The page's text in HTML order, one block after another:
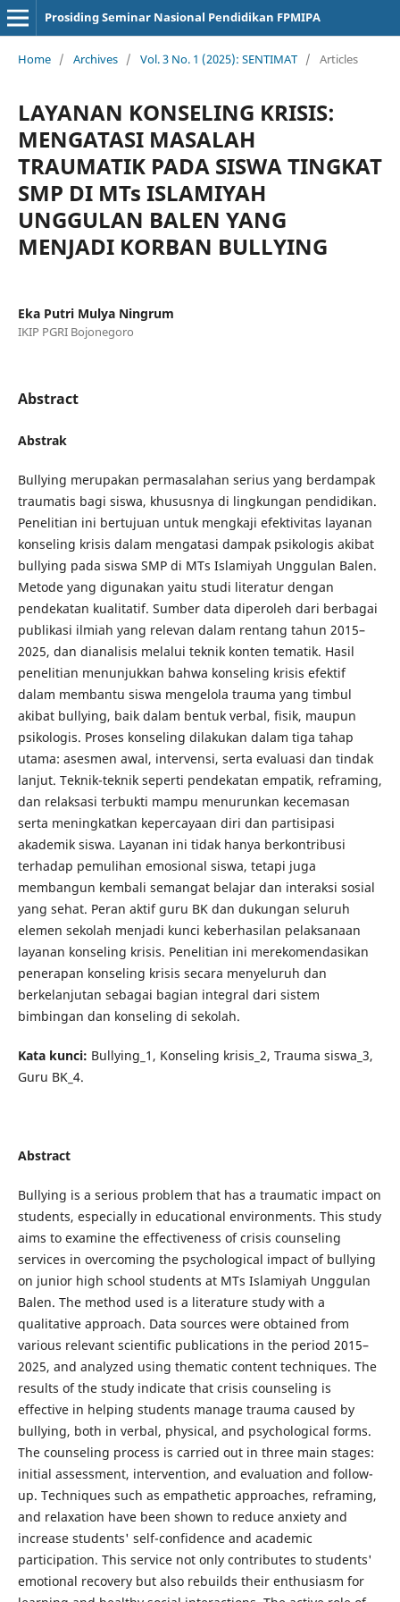
Prosiding Seminar Nasional Pendidikan FPMIPA
Home / Archives / Vol. 3 No. 1 (2025): SENTIMAT / Articles
LAYANAN KONSELING KRISIS:
MENGATASI MASALAH
TRAUMATIK PADA SISWA TINGKAT
SMP DI MTs ISLAMIYAH
UNGGULAN BALEN YANG
MENJADI KORBAN BULLYING
Eka Putri Mulya Ningrum
IKIP PGRI Bojonegoro
Abstract
Abstrak
Bullying merupakan permasalahan serius yang berdampak
traumatis bagi siswa, khususnya di lingkungan pendidikan.
Penelitian ini bertujuan untuk mengkaji efektivitas layanan
konseling krisis dalam mengatasi dampak psikologis akibat
bullying pada siswa SMP di MTs Islamiyah Unggulan Balen.
Metode yang digunakan yaitu studi literatur dengan
pendekatan kualitatif. Sumber data diperoleh dari berbagai
publikasi ilmiah yang relevan dalam rentang tahun 2015–
2025, dan dianalisis melalui teknik konten tematik. Hasil
penelitian menunjukkan bahwa konseling krisis efektif
dalam membantu siswa mengelola trauma yang timbul
akibat bullying, baik dalam bentuk verbal, fisik, maupun
psikologis. Proses konseling dilakukan dalam tiga tahap
utama: asesmen awal, intervensi, serta evaluasi dan tindak
lanjut. Teknik-teknik seperti pendekatan empatik, reframing,
dan relaksasi terbukti mampu menurunkan kecemasan
serta meningkatkan kepercayaan diri dan partisipasi
akademik siswa. Layanan ini tidak hanya berkontribusi
terhadap pemulihan emosional siswa, tetapi juga
membangun kembali semangat belajar dan interaksi sosial
yang sehat. Peran aktif guru BK dan dukungan seluruh
elemen sekolah menjadi kunci keberhasilan pelaksanaan
layanan konseling krisis. Penelitian ini merekomendasikan
penerapan konseling krisis secara menyeluruh dan
berkelanjutan sebagai bagian integral dari sistem
bimbingan dan konseling di sekolah.
Kata kunci: Bullying_1, Konseling krisis_2, Trauma siswa_3,
Guru BK_4.
Abstract
Bullying is a serious problem that has a traumatic impact on
students, especially in educational environments. This study
aims to examine the effectiveness of crisis counseling
services in overcoming the psychological impact of bullying
on junior high school students at MTs Islamiyah Unggulan
Balen. The method used is a literature study with a
qualitative approach. Data sources were obtained from
various relevant scientific publications in the period 2015–
2025, and analyzed using thematic content techniques. The
results of the study indicate that crisis counseling is
effective in helping students manage trauma caused by
bullying, both in verbal, physical, and psychological forms.
The counseling process is carried out in three main stages:
initial assessment, intervention, and evaluation and follow-
up. Techniques such as empathetic approaches, reframing,
and relaxation have been shown to reduce anxiety and
increase students' self-confidence and academic
participation. This service not only contributes to students'
emotional recovery but also rebuilds their enthusiasm for